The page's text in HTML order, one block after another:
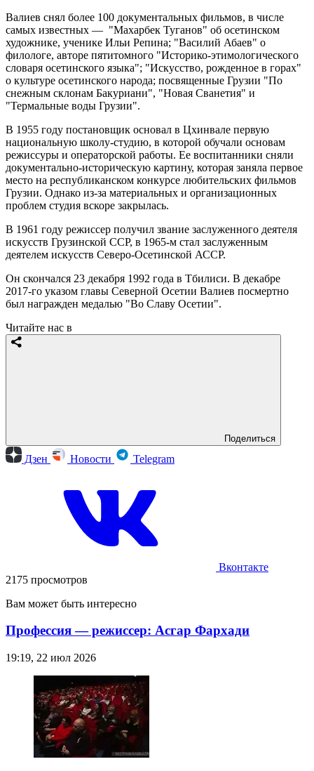
Валиев снял более 100 документальных фильмов, в числе
самых известных — "Махарбек Туганов" об осетинском
художнике, ученике Ильи Репина; "Василий Абаев" о
филологе, авторе пятитомного "Историко-этимологического
словаря осетинского языка"; "Искусство, рожденное в горах"
о культуре осетинского народа; посвященные Грузии "По
снежным склонам Бакуриани", "Новая Сванетия" и
"Термальные воды Грузии".
В 1955 году постановщик основал в Цхинвале первую
национальную школу-студию, в которой обучали основам
режиссуры и операторской работы. Ее воспитанники сняли
документально-историческую картину, которая заняла первое
место на республиканском конкурсе любительских фильмов
Грузии. Однако из-за материальных и организационных
проблем студия вскоре закрылась.
В 1961 году режиссер получил звание заслуженного деятеля
искусств Грузинской ССР, в 1965-м стал заслуженным
деятелем искусств Северо-Осетинской АССР.
Он скончался 23 декабря 1992 года в Тбилиси. В декабре
2017-го указом главы Северной Осетии Валиев посмертно
был награжден медалью "Во Славу Осетии".
Читайте нас в
Поделиться
Дзен Новости Telegram
Вконтакте
2175 просмотров
Вам может быть интересно
Профессия — режиссер: Асгар Фархади
19:19, 22 июл 2026